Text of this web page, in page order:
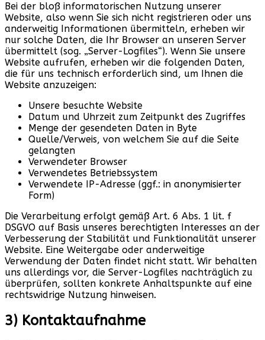
Bei der bloß informatorischen Nutzung unserer
Website, also wenn Sie sich nicht registrieren oder uns
anderweitig Informationen übermitteln, erheben wir
nur solche Daten, die Ihr Browser an unseren Server
übermittelt (sog. „Server-Logfiles“). Wenn Sie unsere
Website aufrufen, erheben wir die folgenden Daten,
die für uns technisch erforderlich sind, um Ihnen die
Website anzuzeigen:
Unsere besuchte Website
Datum und Uhrzeit zum Zeitpunkt des Zugriffes
Menge der gesendeten Daten in Byte
Quelle/Verweis, von welchem Sie auf die Seite
gelangten
Verwendeter Browser
Verwendetes Betriebssystem
Verwendete IP-Adresse (ggf.: in anonymisierter
Form)
Die Verarbeitung erfolgt gemäß Art. 6 Abs. 1 lit. f
DSGVO auf Basis unseres berechtigten Interesses an der
Verbesserung der Stabilität und Funktionalität unserer
Website. Eine Weitergabe oder anderweitige
Verwendung der Daten findet nicht statt. Wir behalten
uns allerdings vor, die Server-Logfiles nachträglich zu
überprüfen, sollten konkrete Anhaltspunkte auf eine
rechtswidrige Nutzung hinweisen.
3) Kontaktaufnahme